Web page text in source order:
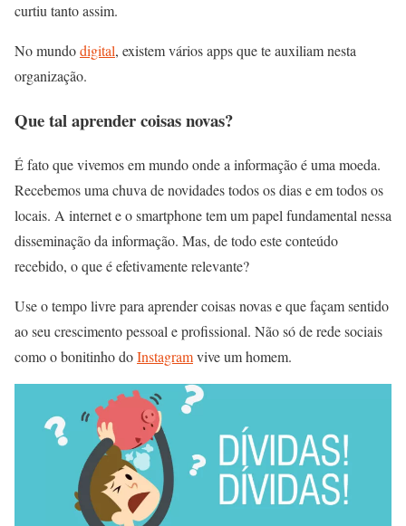
curtiu tanto assim.
No mundodigital, existem vários apps que te auxiliam nesta
organização.
Que tal aprender coisas novas?
É fato que vivemos em mundo onde a informação é uma moeda.
Recebemos uma chuva de novidades todos os dias e em todos os
locais. A internet e o smartphone tem um papel fundamental nessa
disseminação da informação. Mas, de todo este conteúdo
recebido, o que é efetivamente relevante?
Use o tempo livre para aprender coisas novas e que façam sentido
ao seu crescimento pessoal e profissional. Não só de rede sociais
como o bonitinho doInstagramvive um homem.